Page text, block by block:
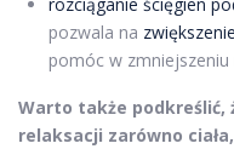
pozwala na
pomóc w zmniejszeniu
Warto także podkreślić,
relaksacji zarówno